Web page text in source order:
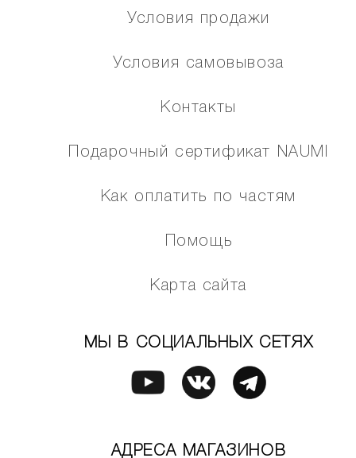
Условия продажи
Условия самовывоза
Контакты
Подарочный сертификат NAUMI
Как оплатить по частям
Помощь
Карта сайта
МЫ В СОЦИАЛЬНЫХ СЕТЯХ
АДРЕСА МАГАЗИНОВ